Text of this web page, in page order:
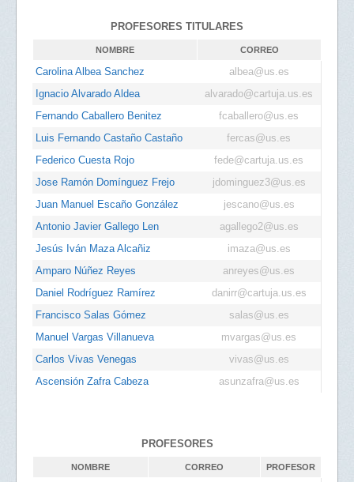
PROFESORES TITULARES
NOMBRE CORREO
Carolina Albea Sanchez
albea@us.es
Ignacio Alvarado Aldea
alvarado@cartuja.us.es
Fernando Caballero Benitez
fcaballero@us.es
Luis Fernando Castaño Castaño
fercas@us.es
Federico Cuesta Rojo
fede@cartuja.us.es
Jose Ramón Domínguez Frejo
jdominguez3@us.es
Juan Manuel Escaño González
jescano@us.es
Antonio Javier Gallego Len
agallego2@us.es
Jesús Iván Maza Alcañiz
imaza@us.es
Amparo Núñez Reyes
anreyes@us.es
Daniel Rodríguez Ramírez
danirr@cartuja.us.es
Francisco Salas Gómez
salas@us.es
Manuel Vargas Villanueva
mvargas@us.es
Carlos Vivas Venegas
vivas@us.es
Ascensión Zafra Cabeza
asunzafra@us.es
PROFESORES
NOMBRE CORREO PROFESOR